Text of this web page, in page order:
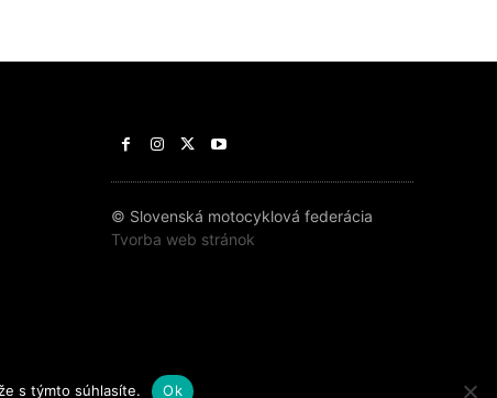
© Slovenská motocyklová federácia
Tvorba web stránok
s týmto súhlasíte. Ok